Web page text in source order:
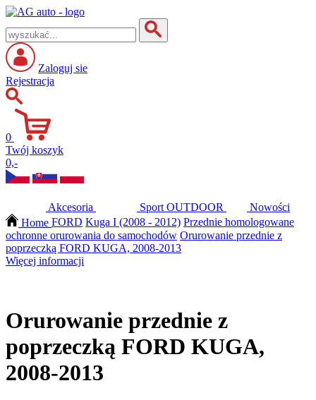
Zaloguj sie
Rejestracja
0
Twój koszyk
0,-
Akcesoria Sport OUTDOOR
Nowości
Home FORD Kuga I (2008 - 2012) Przednie homologowane
ochronne orurowania do samochodów Orurowanie przednie z
poprzeczką FORD KUGA, 2008-2013
Więcej informacji
Orurowanie przednie z
poprzeczką FORD KUGA,
2008-2013